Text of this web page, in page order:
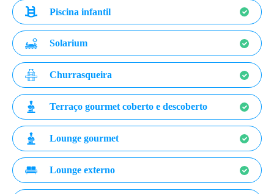
Piscina infantil
Solarium
Churrasqueira
Terraço gourmet coberto e descoberto
Lounge gourmet
Lounge externo